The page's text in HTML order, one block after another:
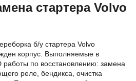
стартера Volvo
б/у стартера Volvo
корпус. Выполняемые в
работы по восстановлению: замена
реле, бендикса, очистка